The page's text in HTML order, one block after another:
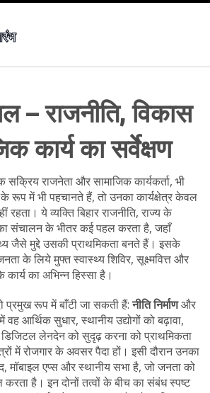
– राजनीति, विकास
कार्य का सर्वेक्षण
सक्रिय राजनेता और सामाजिक कार्यकर्ता, भी
के रूप में भी पहचानते हैं, तो उनका कार्यक्षेत्र केवल
रहता। ये व्यक्तिबिहार राजनीति, राज्य के
का संचालनके भीतर कई पहल करता है, जहाँ
जैसे मुद्दे उसकी प्राथमिकता बनते हैं। इसके
के लिये मुफ्त स्वास्थ्य शिविर, सूक्ष्मवित्त और
का अभिन्न हिस्सा है।
प्रमुख रूप में बाँटी जा सकती हैं:नीति निर्माणऔर
वहआर्थिक सुधार, स्थानीय उद्योगों को बढ़ावा,
लेनदेन को सुदृढ़ करनाको प्राथमिकता
में रोजगार के अवसर पैदा हों। इसी दौरान उनका
मॉबाइल एप्स और स्थानीय सभा है, जो जनता को
करता है। इन दोनों तत्वों के बीच का संबंध स्पष्ट